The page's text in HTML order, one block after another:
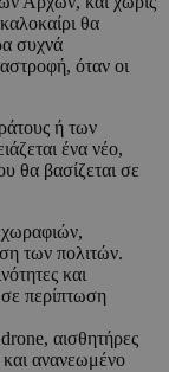
θα
συχνά
όταν οι
ή των
ένα νέο,
θα βασίζεται σε
των πολιτών.
και
περίπτωση
αισθητήρες
ανανεωμένο